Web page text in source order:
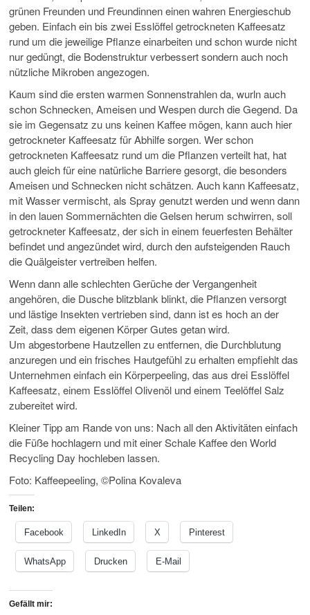
grünen Freunden und Freundinnen einen wahren Energieschub
geben. Einfach ein bis zwei Esslöffel getrockneten Kaffeesatz
rund um die jeweilige Pflanze einarbeiten und schon wurde nicht
nur gedüngt, die Bodenstruktur verbessert sondern auch noch
nützliche Mikroben angezogen.
Kaum sind die ersten warmen Sonnenstrahlen da, wurln auch
schon Schnecken, Ameisen und Wespen durch die Gegend. Da
sie im Gegensatz zu uns keinen Kaffee mögen, kann auch hier
getrockneter Kaffeesatz für Abhilfe sorgen. Wer schon
getrockneten Kaffeesatz rund um die Pflanzen verteilt hat, hat
auch gleich für eine natürliche Barriere gesorgt, die besonders
Ameisen und Schnecken nicht schätzen. Auch kann Kaffeesatz,
mit Wasser vermischt, als Spray genutzt werden und wenn dann
in den lauen Sommernächten die Gelsen herum schwirren, soll
getrockneter Kaffeesatz, der sich in einem feuerfesten Behälter
befindet und angezündet wird, durch den aufsteigenden Rauch
die Quälgeister vertreiben helfen.
Wenn dann alle schlechten Gerüche der Vergangenheit
angehören, die Dusche blitzblank blinkt, die Pflanzen versorgt
und lästige Insekten vertrieben sind, dann ist es hoch an der
Zeit, dass dem eigenen Körper Gutes getan wird.
Um abgestorbene Hautzellen zu entfernen, die Durchblutung
anzuregen und ein frisches Hautgefühl zu erhalten empfiehlt das
Unternehmen einfach ein Körperpeeling, das aus drei Esslöffel
Kaffeesatz, einem Esslöffel Olivenöl und einem Teelöffel Salz
zubereitet wird.
Kleiner Tipp am Rande von uns: Nach all den Aktivitäten einfach
die Füße hochlagern und mit einer Schale Kaffee den World
Recycling Day hochleben lassen.
Foto: Kaffeepeeling, ©Polina Kovaleva
Teilen:
Facebook LinkedIn X Pinterest
WhatsApp Drucken E-Mail
Gefällt mir: